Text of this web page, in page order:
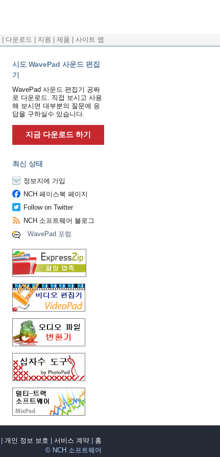
다운로드 지원 제품 사이트 맵
시도 WavePad 사운드 편집
기
WavePad 사운드 편집기 공짜
로 다운로드. 직접 보시고 사용
해 보시면 대부분의 질문에 응
답을 구하실수 있습니다.
지금 다운로드 하기
최신 상태
정보지에 가입
NCH 페이스북 페이지
Follow on Twitter
NCH 소프트웨어 블로그
WavePad 포럼
개인 정보 보호 서비스 계약
홈
© NCH 소프트웨어